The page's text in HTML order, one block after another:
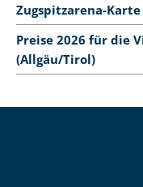
Zugspitzarena-Karte
Preise 2026 für die
(Allgäu/Tirol)